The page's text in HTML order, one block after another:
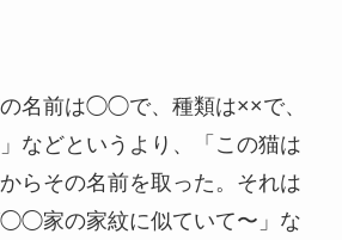
名前は◯◯で、種類は××で、
などというより、「この猫は
らその名前を取った。それは
◯◯家の家紋に似ていて〜」な